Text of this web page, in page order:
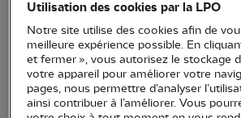
Utilisation des cookies par la LPO
Notre site utilise des cookies afin de
meilleure expérience possible. En
et fermer », vous autorisez le stockage
votre appareil pour améliorer votre
pages, nous permettre d’analyser
ainsi contribuer à l’améliorer. Vous